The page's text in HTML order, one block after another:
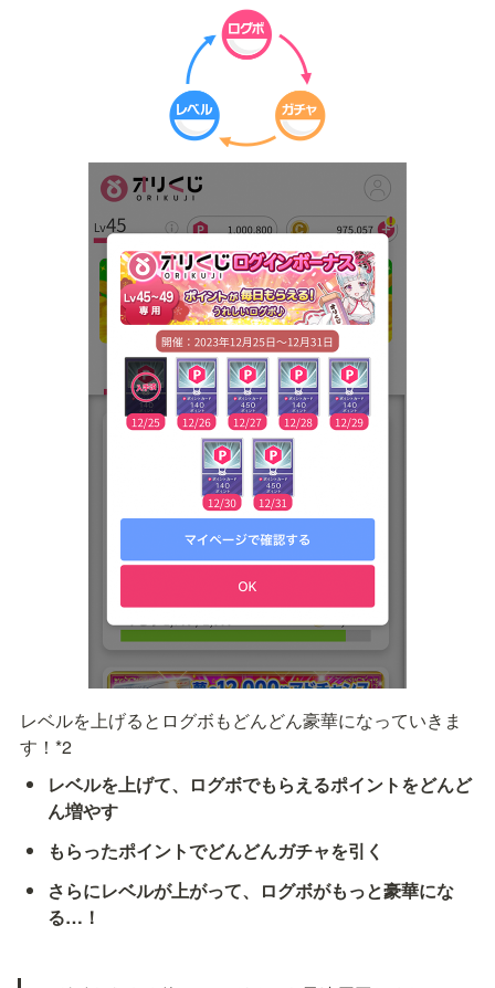
レベルを上げるとログボもどんどん豪華になっていきま
す！*2
レベルを上げて、ログボでもらえるポイントをどんど
ん増やす
もらったポイントでどんどんガチャを引く
さらにレベルが上がって、ログボがもっと豪華にな
る…！